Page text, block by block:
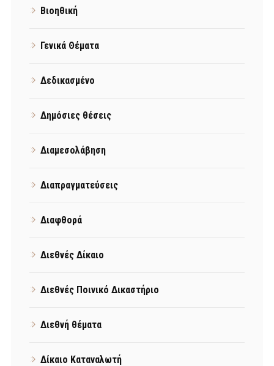
Βιοηθική
Γενικά Θέματα
Δεδικασμένο
Δημόσιες θέσεις
Διαμεσολάβηση
Διαπραγματεύσεις
Διαφθορά
Διεθνές Δίκαιο
Διεθνές Ποινικό Δικαστήριο
Διεθνή θέματα
Δίκαιο Καταναλωτή